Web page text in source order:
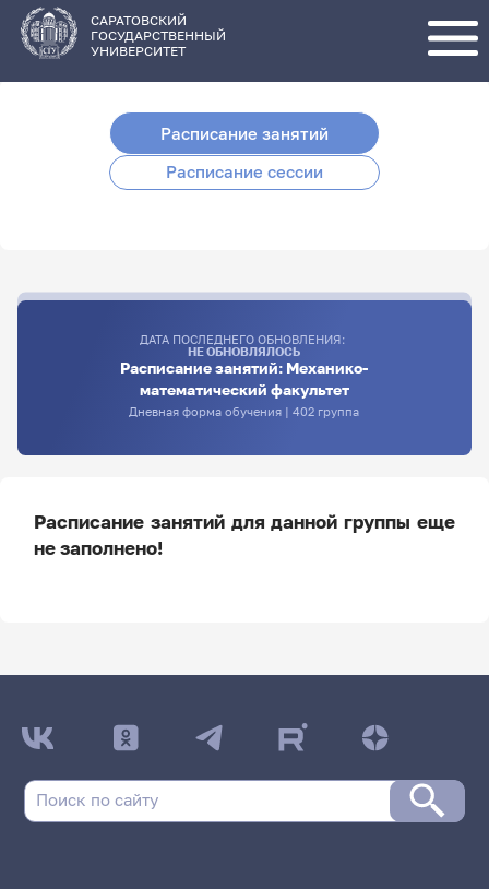
основному
содержанию
САРАТОВСКИЙ
ГОСУДАРСТВЕННЫЙ
УНИВЕРСИТЕТ
Расписание занятий
Расписание сессии
ДАТА ПОСЛЕДНЕГО ОБНОВЛЕНИЯ:
НЕ ОБНОВЛЯЛОСЬ
Расписание занятий: Механико-
математический факультет
Дневная форма обучения | 402 группа
Расписание занятий для данной группы еще
не заполнено!
ДАТА ПОСЛЕДНЕГО ОБНОВЛЕНИЯ:
НЕ ОБНОВЛЯЛОСЬ
математический факультет
Дневная форма обучения | 402 группа